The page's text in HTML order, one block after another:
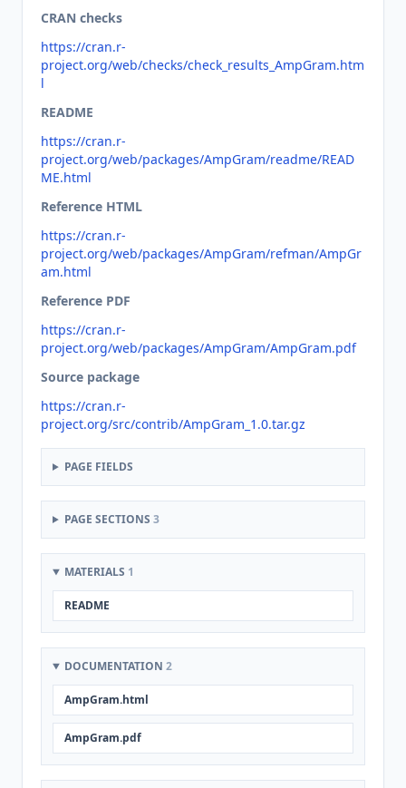
CRAN checks
https://cran.r-
project.org/web/checks/check_results_AmpGram.htm
l
README
https://cran.r-
project.org/web/packages/AmpGram/readme/READ
ME.html
Reference HTML
https://cran.r-
project.org/web/packages/AmpGram/refman/AmpGr
am.html
Reference PDF
https://cran.r-
project.org/web/packages/AmpGram/AmpGram.pdf
Source package
https://cran.r-
project.org/src/contrib/AmpGram_1.0.tar.gz
PAGE FIELDS
PAGE SECTIONS 3
MATERIALS 1
README
DOCUMENTATION 2
AmpGram.html
AmpGram.pdf